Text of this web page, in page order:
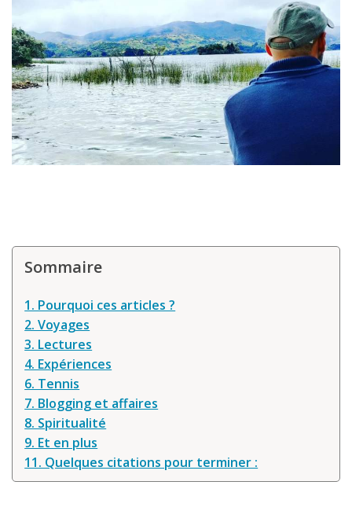
Sites utiles
Réserver un vol !
Le logement en voyage
Assurance voyage !
LA carte bancaire
voyage !
Sommaire
1. Pourquoi ces articles ?
2. Voyages
3. Lectures
4. Expériences
6. Tennis
7. Blogging et affaires
8. Spiritualité
9. Et en plus
11. Quelques citations pour terminer :